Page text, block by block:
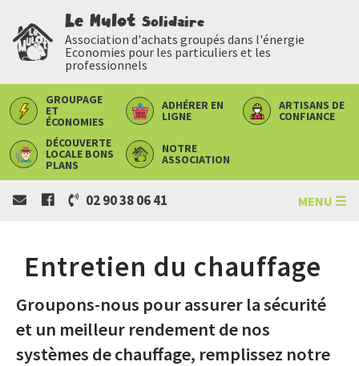
Le Mulot Solidaire
Association d'achats groupés dans l'énergie
Economies pour les particuliers et les
professionnels
GROUPAGE
ET
ÉCONOMIES
ADHÉRER EN
LIGNE
ARTISANS DE
CONFIANCE
DÉCOUVERTE
LOCALE BONS
PLANS
NOTRE
ASSOCIATION
02 90 38 06 41 MENU ☰
Entretien du chauffage
Groupons-nous pour assurer la sécurité
et un meilleur rendement de nos
systèmes de chauffage, remplissez notre